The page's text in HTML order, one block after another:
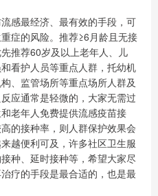
感最经济、最有效的手段，可
症的风险。推荐≥6月龄且无接
推荐60岁及以上老年人、儿
看护人员等重点人群，托幼机
、监管场所等重点场所人群及
应通常是轻微的，大家无需过
老年人免费提供流感疫苗接
的接种率，则人群保护效果会
越便利可及，许多社区卫生服
种、延时接种等，希望大家尽
疗的手段是最合适的，也是最